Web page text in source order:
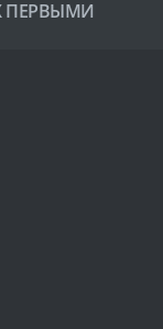
ПЕРВЫМИ